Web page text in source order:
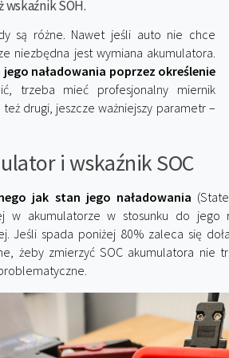
SOH.
są różne. Nawet jeśli auto nie chce
niezbędna jest wymiana akumulatora.
naładowania poprzez określenie
trzeba mieć profesjonalny miernik
drugi, jeszcze ważniejszy parametr –
i wskaźnik SOC
jak stan jego naładowania
w akumulatorze w stosunku do jego
Jeśli spada poniżej 80% zaleca się
żeby zmierzyć SOC akumulatora nie